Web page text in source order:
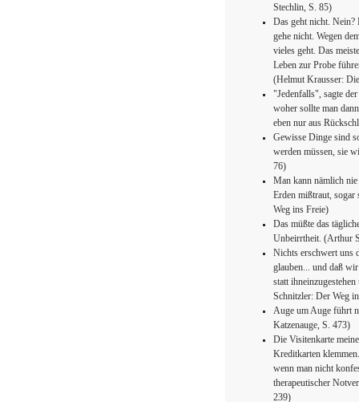
Stechlin, S. 85)
Das geht nicht. Nein?
gehe nicht. Wegen
vieles geht. Das
Leben zur Probe
(Helmut Krausser:
"Jedenfalls", sagte
woher sollte man
eben nur aus
Gewisse Dinge sind
werden müssen, sie
76)
Man kann nämlich
Erden mißtraut,
Weg ins Freie)
Das müßte das
Unbeirrtheit. (Arthur
Nichts erschwert uns
glauben... und daß
statt
Schnitzler: Der Weg
Auge um Auge führt
Katzenauge, S. 473)
Die Visitenkarte
Kreditkarten
wenn man nicht
therapeutischer
239)